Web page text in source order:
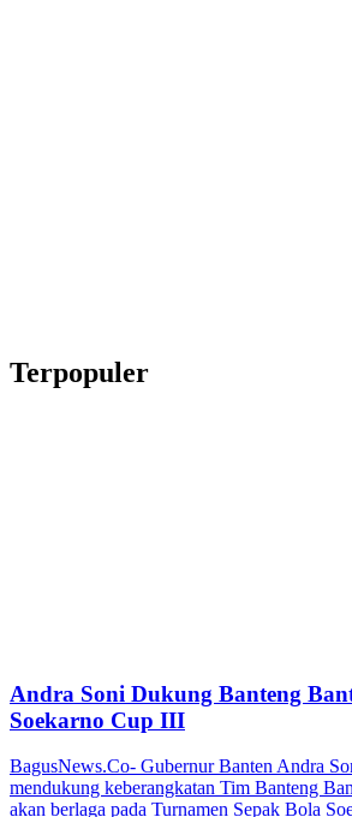
Terpopuler
Andra Soni Dukung Banteng
Soekarno Cup III
BagusNews.Co- Gubernur Banten Andra
mendukung keberangkatan Tim Banteng
akan berlaga pada Turnamen Sepak Bola